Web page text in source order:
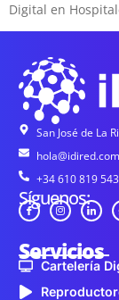
Digital en
San José de La
hola@idired.com
+34 610 819 543
Síguenos:
Servicios
Cartelería